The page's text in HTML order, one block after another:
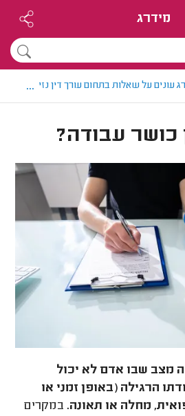
מידרג
עונים על שאלות בתחום עורך דין נזיקין
...
כושר עבודה?
מצב שבו אדם לא יכול
הרגילה (באופן זמני או
מחלה או תאונה. במקרים